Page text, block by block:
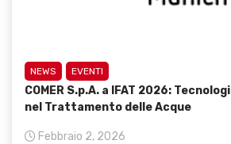
NEWS EVENTI
COMER S.p.A. a IFAT 2026:
nel Trattamento delle Acque
Febbraio 2, 2026